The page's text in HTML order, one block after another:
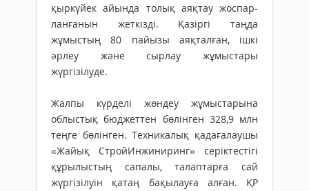
қыр­күйек айында толық аяқтау жос­пар­
ланғанын жеткізді. Қазіргі таңда
жұмыстың 80 пайызы аяқталған, ішкі
әрлеу және сырлау жұмыстары
жүргізілуде.
Жалпы күрделі жөндеу жұмыс­тарына
облыстық бюджеттен бө­лін­­ген 328,9 млн
теңге бөлінген. Тех­­­­­никалық қадағалаушы
«Жайық Строй­­Инжиниринг» серіктестігі
құ­­ры­­­­­лыстың сапалы, талаптарға сай
жүргізілуін қатаң бақылауға ал­ған. ҚР